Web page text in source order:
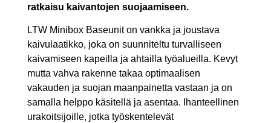
ratkaisu kaivantojen suojaamiseen.
LTW Minibox Baseunit on vankka ja joustava
kaivulaatikko, joka on suunniteltu turvalliseen
kaivamiseen kapeilla ja ahtailla työalueilla. Kevyt
mutta vahva rakenne takaa optimaalisen
vakauden ja suojan maanpainetta vastaan ja on
samalla helppo käsitellä ja asentaa. Ihanteellinen
urakoitsijoille, jotka työskentelevät